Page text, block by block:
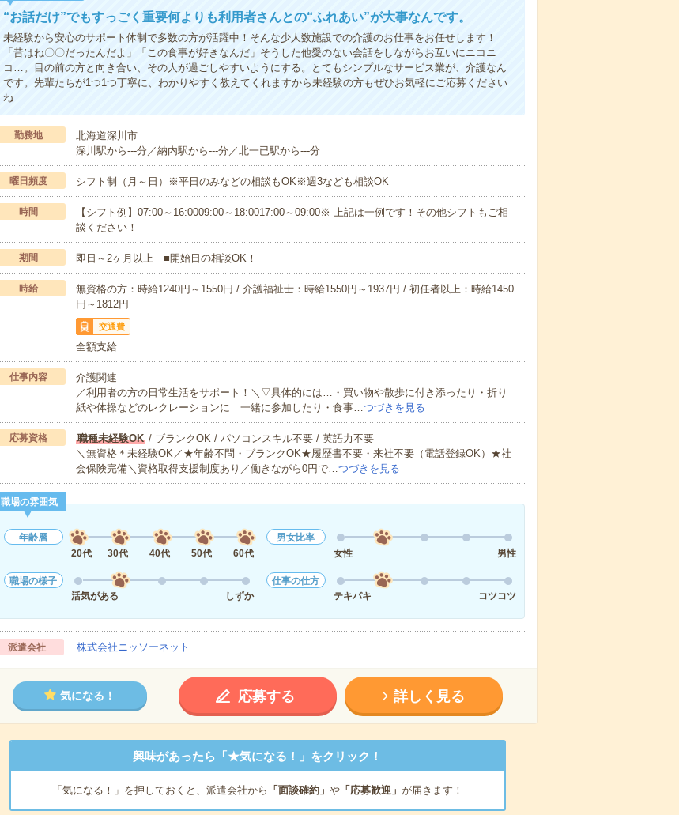
“お話だけ”でもすっごく重要何よりも利用者さんとの“ふれあい”が大事なんです。
未経験から安心のサポート体制で多数の方が活躍中！そんな少人数施設での介護のお仕事をお任せします！
「昔はね〇〇だったんだよ」「この食事が好きなんだ」そうした他愛のない会話をしながらお互いにニコニ
コ…。目の前の方と向き合い、その人が過ごしやすいようにする。とてもシンプルなサービス業が、介護なん
です。先輩たちが1つ1つ丁寧に、わかりやすく教えてくれますから未経験の方もぜひお気軽にご応募ください
ね
勤務地
北海道深川市
深川駅から---分／納内駅から---分／北一已駅から---分
曜日頻度 シフト制（月～日）※平日のみなどの相談もOK※週3なども相談OK
時間
【シフト例】07:00～16:0009:00～18:0017:00～09:00※ 上記は一例です！その他シフトもご相
談ください！
期間 即日～2ヶ月以上 ■開始日の相談OK！
時給
無資格の方：時給1240円～1550円 / 介護福祉士：時給1550円～1937円 / 初任者以上：時給1450
円～1812円
交通費
全額支給
仕事内容
介護関連
／利用者の方の日常生活をサポート！＼▽具体的には…・買い物や散歩に付き添ったり・折り
紙や体操などのレクレーションに 一緒に参加したり・食事…つづきを見る
応募資格 職種未経験OK/ ブランクOK / パソコンスキル不要 / 英語力不要
＼無資格＊未経験OK／★年齢不問・ブランクOK★履歴書不要・来社不要（電話登録OK）★社
会保険完備＼資格取得支援制度あり／働きながら0円で…つづきを見る
職場の雰囲気
年齢層
20代
30代 40代 50代 60代
男女比率
女性
男性
職場の様子
活気がある
しずか
仕事の仕方
テキパキ
コツコツ
派遣会社 株式会社ニッソーネット
気になる！ 応募する 詳しく見る
興味があったら「★気になる！」をクリック！
「気になる！」を押しておくと、派遣会社から 「面談確約」 や「応募歓迎」 が届きます！